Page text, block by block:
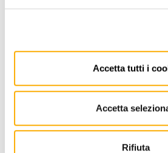
Accetta tutti i
Accetta
Rifiuta
ADD TO CART REQUEST
INFORMATION
BEST PRICE GUARANTEED